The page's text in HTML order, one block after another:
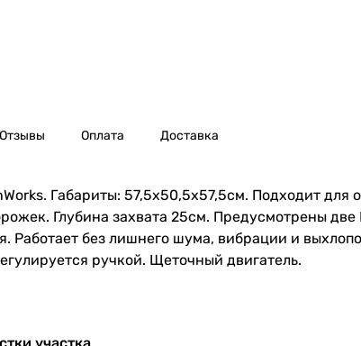
Отзывы Оплата Доставка
Габариты: 57,5х50,5х57,5см. Подходит
Глубина захвата 25см. Предусмотрены
Работает без лишнего шума, вибрации и
ручкой. Щеточный двигатель.